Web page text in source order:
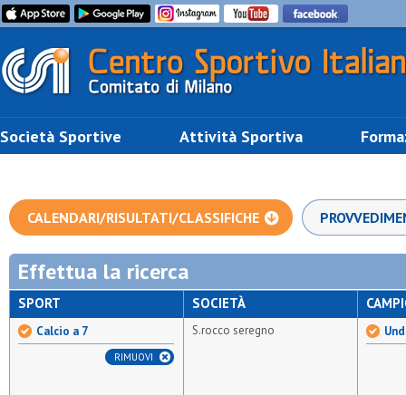
Società Sportive Attività Sportiva
CALENDARI/RISULTATI/CLASSIFICHE
Effettua la ricerca
SPORT
Calcio a 7
RIMUOVI
SOCIETÀ
S.rocco seregno